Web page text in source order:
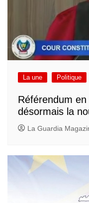
La une Politique
Référendum
désormais la
La Guardia